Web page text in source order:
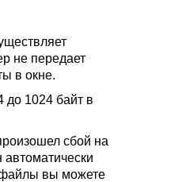
не передает
в окне.
до 1024 байт в
сбой на
файлы вы можете